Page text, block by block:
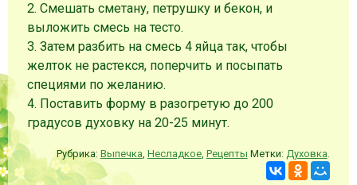
2. Смешать сметану, петрушку и бекон, и
выложить смесь на тесто.
3. Затем разбить на смесь 4 яйца так, чтобы
желток не растекся, поперчить и посыпать
специями по желанию.
4. Поставить форму в разогретую до 200
градусов духовку на 20-25 минут.
Рубрика: Выпечка Несладкое, Рецепты Метки: Духовка